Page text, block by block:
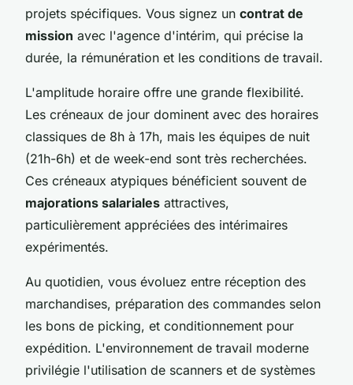
projets spécifiques. Vous signez un contrat de
mission avec l'agence d'intérim, qui précise la
durée, la rémunération et les conditions de travail.
L'amplitude horaire offre une grande flexibilité.
Les créneaux de jour dominent avec des horaires
classiques de 8h à 17h, mais les équipes de nuit
(21h-6h) et de week-end sont très recherchées.
Ces créneaux atypiques bénéficient souvent de
majorations salariales attractives,
particulièrement appréciées des intérimaires
expérimentés.
Au quotidien, vous évoluez entre réception des
marchandises, préparation des commandes selon
les bons de picking, et conditionnement pour
expédition. L'environnement de travail moderne
privilégie l'utilisation de scanners et de systèmes